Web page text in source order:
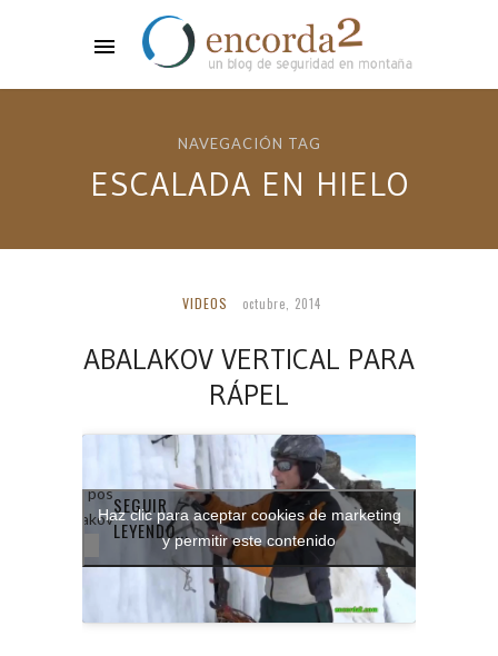
NAVEGACIÓN TAG
ESCALADA EN HIELO
VIDEOS octubre, 2014
ABALAKOV VERTICAL PARA
RÁPEL
el pos
Abalakov
SEGUIR
LEYENDO...
Haz clic para aceptar cookies de marketing
y permitir este contenido